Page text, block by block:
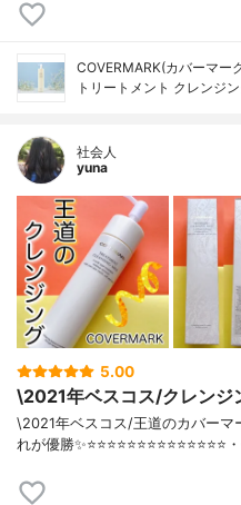
COVERMARK(カバーマー
トリートメント クレンジ
社会人
yuna
5.00
\2021年ベスコス/クレンジ
\2021年ベスコス/王道のカバーマ
れが優勝